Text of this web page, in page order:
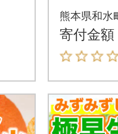
8玉 約
熊本県和水
寄付金額